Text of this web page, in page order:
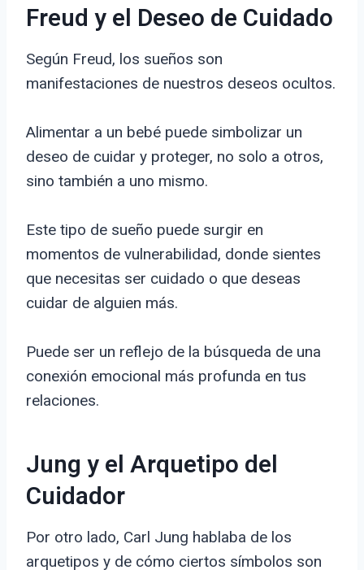
Freud y el Deseo de Cuidado
Según Freud, los sueños son
manifestaciones de nuestros deseos ocultos.
Alimentar a un bebé puede simbolizar un
deseo de cuidar y proteger, no solo a otros,
sino también a uno mismo.
Este tipo de sueño puede surgir en
momentos de vulnerabilidad, donde sientes
que necesitas ser cuidado o que deseas
cuidar de alguien más.
Puede ser un reflejo de la búsqueda de una
conexión emocional más profunda en tus
relaciones.
Jung y el Arquetipo del
Cuidador
Por otro lado, Carl Jung hablaba de los
arquetipos y de cómo ciertos símbolos son